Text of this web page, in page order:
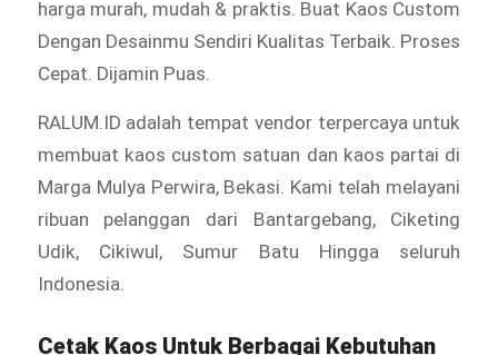
harga murah, mudah & praktis. Buat Kaos Custom
Dengan Desainmu Sendiri Kualitas Terbaik. Proses
Cepat. Dijamin Puas.
RALUM.ID adalah tempat vendor terpercaya untuk
membuat kaos custom satuan dan kaos partai di
Marga Mulya Perwira, Bekasi. Kami telah melayani
ribuan pelanggan dari Bantargebang, Ciketing
Udik, Cikiwul, Sumur Batu Hingga seluruh
Indonesia.
Cetak Kaos Untuk Berbagai Kebutuhan